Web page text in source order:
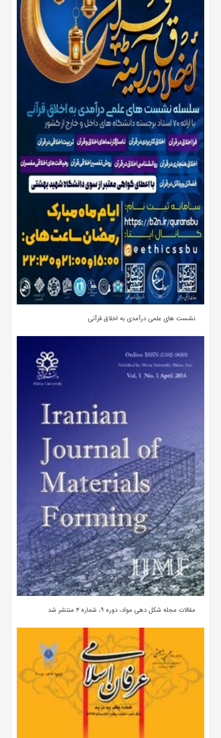
نشست های علمی درآمدی به اخلاق قرآنی
مقالات مجله شکل دهی مواد، دوره ۹، شماره ۴ منتشر شد